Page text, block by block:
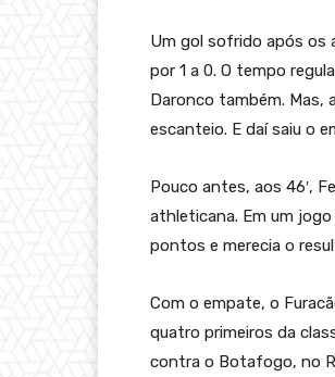
Um gol sofrido após os
por 1 a 0. O tempo
Daronco também. Mas,
escanteio. E daí saiu o
Pouco antes, aos 46′,
athleticana. Em um
pontos e merecia o
Com o empate, o
quatro primeiros da
contra o Botafogo, no